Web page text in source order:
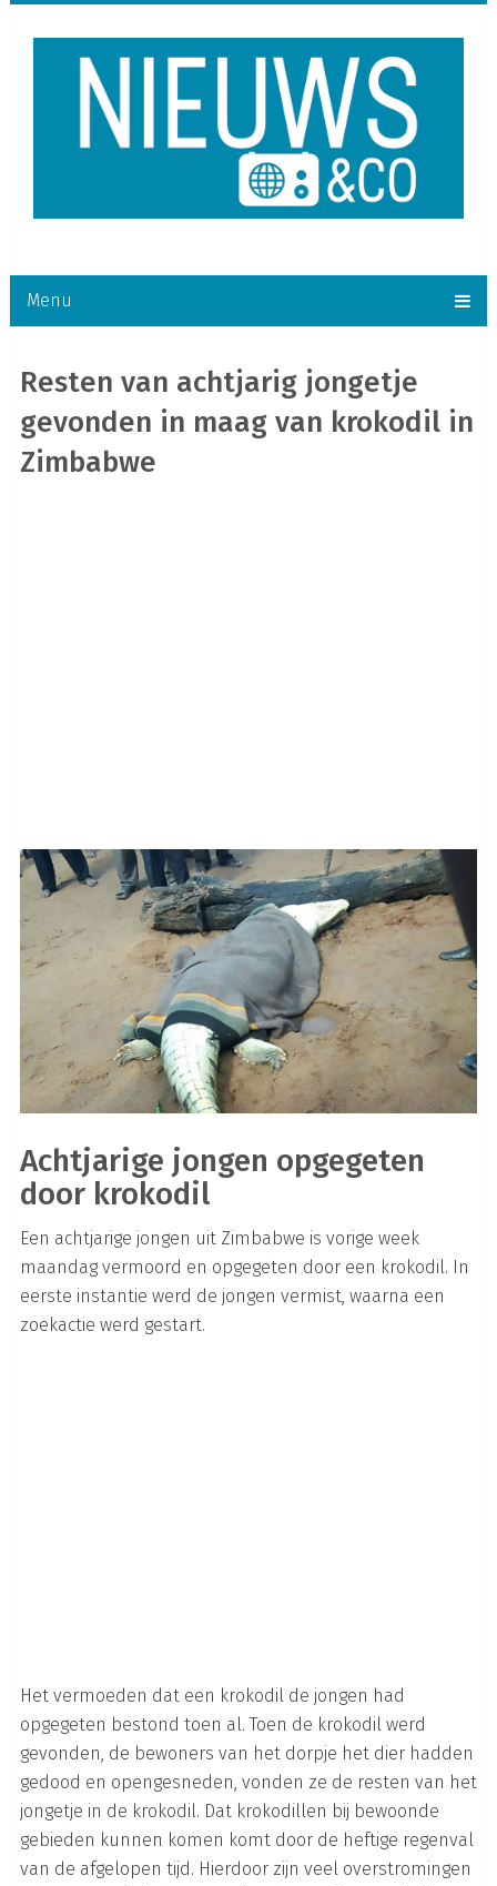
Menu
Resten van achtjarig jongetje
gevonden in maag van krokodil in
Zimbabwe
Achtjarige jongen opgegeten
door krokodil
Een achtjarige jongen uit Zimbabwe is vorige week
maandag vermoord en opgegeten door een krokodil. In
eerste instantie werd de jongen vermist, waarna een
zoekactie werd gestart.
Het vermoeden dat een krokodil de jongen had
opgegeten bestond toen al. Toen de krokodil werd
gevonden, de bewoners van het dorpje het dier hadden
gedood en opengesneden, vonden ze de resten van het
jongetje in de krokodil. Dat krokodillen bij bewoonde
gebieden kunnen komen komt door de heftige regenval
van de afgelopen tijd. Hierdoor zijn veel overstromingen